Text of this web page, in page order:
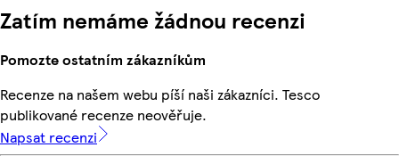
Zatím nemáme žádnou recenzi
Pomozte ostatním zákazníkům
Recenze na našem webu píší naši zákazníci. Tesco
publikované recenze neověřuje.
Napsat recenzi